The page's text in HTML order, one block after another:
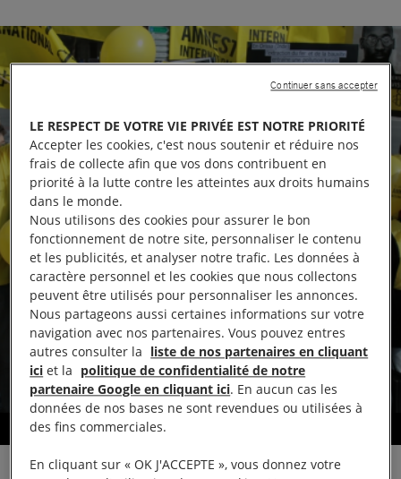
Défendre les droits humains
LE RESPECT DE VOTRE VIE PRIVÉE EST NOTRE PRIORITÉ
Accepter les cookies, c'est nous soutenir et réduire nos
frais de collecte afin que vos dons contribuent en
priorité à la lutte contre les atteintes aux droits humains
dans le monde.
Nous utilisons des cookies pour assurer le bon
fonctionnement de notre site, personnaliser le contenu
et les publicités, et analyser notre trafic. Les données à
caractère personnel et les cookies que nous collectons
peuvent être utilisés pour personnaliser les annonces.
Nous partageons aussi certaines informations sur votre
navigation avec nos partenaires. Vous pouvez entres
autres consulter la liste de nos partenaires en cliquant
ici et la politique de confidentialité de notre
partenaire Google en cliquant ici. En aucun cas les
données de nos bases ne sont revendues ou utilisées à
des fins commerciales.
En cliquant sur « OK J'ACCEPTE », vous donnez votre
Continuer sans accepter